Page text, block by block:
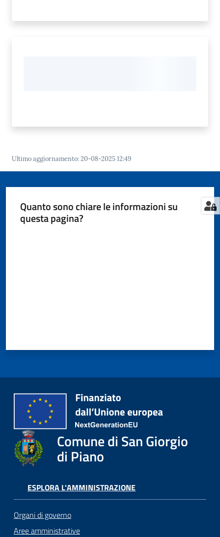
Ultimo aggiornamento:20-08-2025 12:49
Quanto sono chiare le informazioni su
questa pagina?
Comune di San Giorgio
di Piano
ESPLORA L'AMMINISTRAZIONE
Organi di governo
Aree amministrative